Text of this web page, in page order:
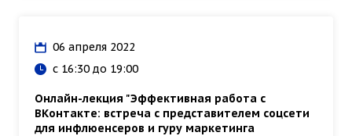
06 апреля 2022
с 16:30 до 19:00
Онлайн-лекция "Эффективная работа с
ВКонтакте: встреча с представителем соцсети
для инфлюенсеров и гуру маркетинга